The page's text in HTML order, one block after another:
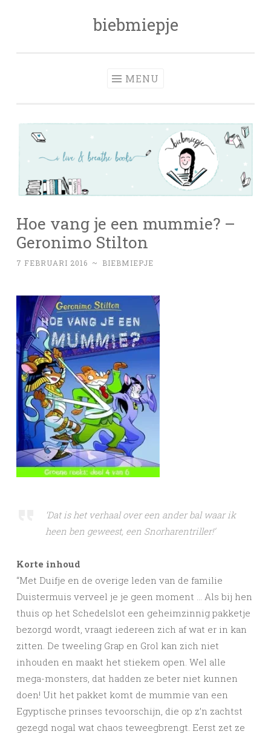
biebmiepje
MENU
Hoe vang je een mummie? –
Geronimo Stilton
7 FEBRUARI 2016 ~ BIEBMIEPJE
‘Dat is het verhaal over een ander bal waar ik
heen ben geweest, een Snorharentriller!’
Korte inhoud
“Met Duifje en de overige leden van de familie
Duistermuis verveel je je geen moment … Als bij hen
thuis op het Schedelslot een geheimzinnig pakketje
bezorgd wordt, vraagt iedereen zich af wat er in kan
zitten. De tweeling Grap en Grol kan zich niet
inhouden en maakt het stiekem open. Wel alle
mega-monsters, dat hadden ze beter niet kunnen
doen! Uit het pakket komt de mummie van een
Egyptische prinses tevoorschijn, die op z’n zachtst
gezegd nogal wat chaos teweegbrengt. Eerst zet ze